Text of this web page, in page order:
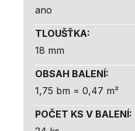
ano
TLOUŠŤKA:
18 mm
OBSAH BALENÍ:
1,75 bm = 0,47 m²
POČET KS V BALENÍ: